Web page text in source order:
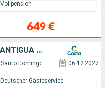
649 €
Vollpension
DOMINIKANISCHE REPUBLIK, ANTIGUA UND BARBUDA
Santo Domingo 06.12.2027
Deutscher Gästeservice